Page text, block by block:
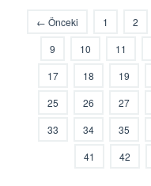
← Önceki 1 2
9
10 11
17
18 19
25
26 27
33
34 35
41
42